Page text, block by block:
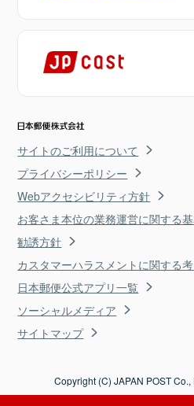
サイトのご利用について
プライバシーポリシー
Webアクセシビリティ方針
お客さま本位の業務運営に関する
勧誘方針
カスタマーハラスメントに関する
日本郵便公式アプリ一覧
ソーシャルメディア
サイトマップ
Copyright (C) JAPAN POST